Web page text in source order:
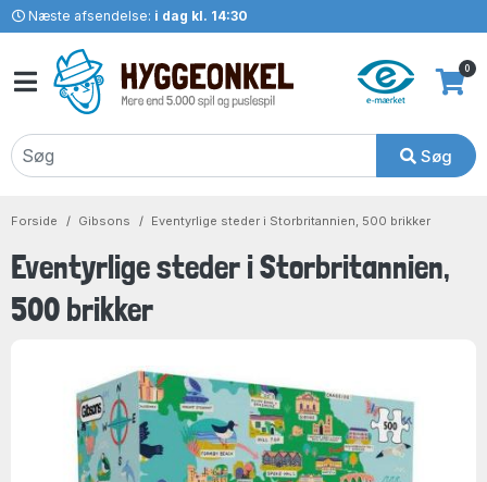
Næste afsendelse: i dag kl. 14:30
Søg
0
Forside Gibsons Eventyrlige steder i Storbritannien, 500 brikker
Eventyrlige steder i Storbritannien,
500 brikker